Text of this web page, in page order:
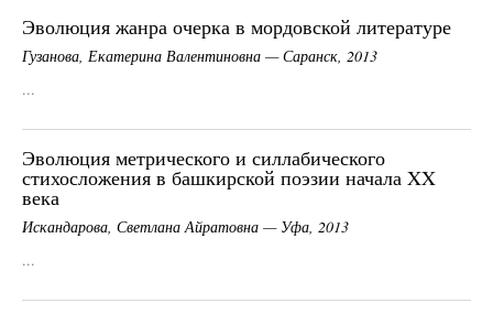
Эволюция жанра очерка в мордовской литературе
Гузанова, Екатерина Валентиновна — Саранск, 2013
...
Эволюция метрического и силлабического
стихосложения в башкирской поэзии начала XX
века
Искандарова, Светлана Айратовна — Уфа, 2013
...